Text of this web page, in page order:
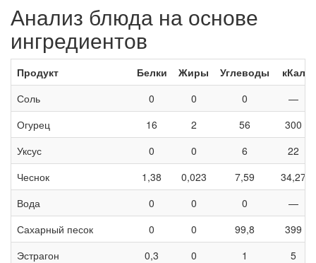
Анализ блюда на основе
ингредиентов
Продукт Белки Жиры Углеводы
кКал
Соль
0 0 0
—
Огурец
16 2 56
300
Уксус
0 0 6
22
Чеснок
1,38 0,023 7,59
34,27
Вода
0 0 0
—
Сахарный песок
0 0 99,8
399
Эстрагон
0,3 0 1
5